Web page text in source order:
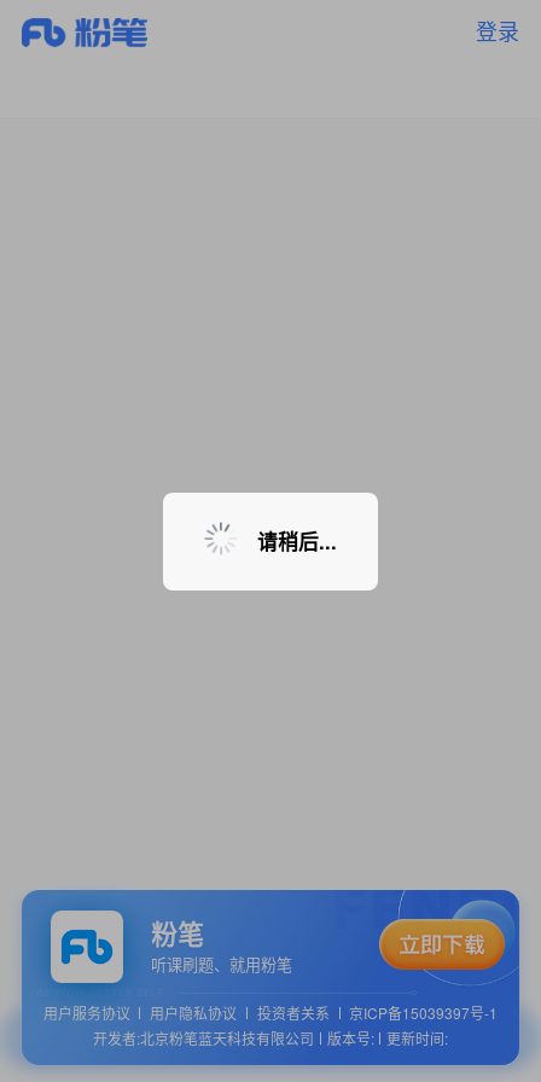
登录
暂无课程，敬请期待
粉笔
听课刷题、就用粉笔
用户服务协议 用户隐私协议 投资者关系
京ICP备15039397号-1
开发者:北京粉笔蓝天科技有限公司
版本号: 更新时间:
请稍后...